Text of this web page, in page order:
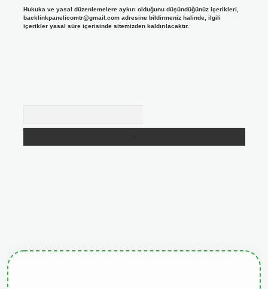
Hukuka ve yasal düzenlemelere aykırı olduğunu düşündüğünüz içerikleri,
backlinkpanelicomtr@gmail.comadresine bildirmeniz halinde, ilgili
içerikler yasal süre içerisinde sitemizden kaldırılacaktır.